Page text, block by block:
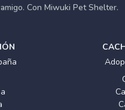
Con Miwuki Pet Shelter.